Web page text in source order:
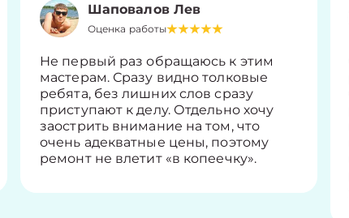
Шаповалов Лев
Оценка работы
Не первый раз обращаюсь к этим
мастерам. Сразу видно толковые
ребята, без лишних слов сразу
приступают к делу. Отдельно хочу
заострить внимание на том, что
очень адекватные цены, поэтому
ремонт не влетит «в копеечку».